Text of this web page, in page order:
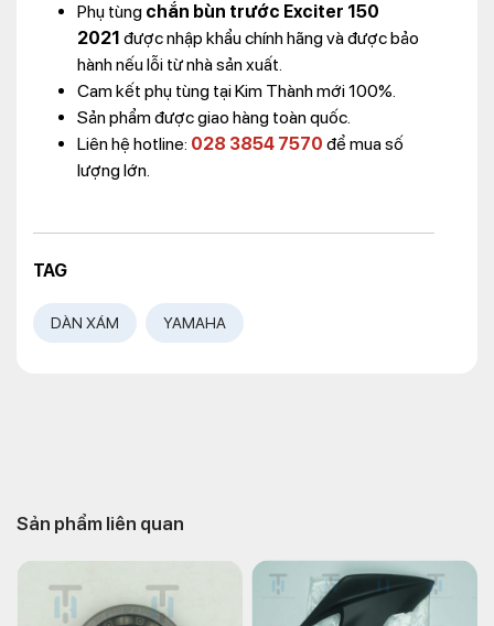
Phụ tùng chắn bùn trước Exciter 150
2021 được nhập khẩu chính hãng và được bảo
hành nếu lỗi từ nhà sản xuất.
Cam kết phụ tùng tại Kim Thành mới 100%.
Sản phẩm được giao hàng toàn quốc.
Liên hệ hotline: 028 3854 7570 để mua số
lượng lớn.
TAG
DÀN XÁM YAMAHA
Sản phẩm liên quan